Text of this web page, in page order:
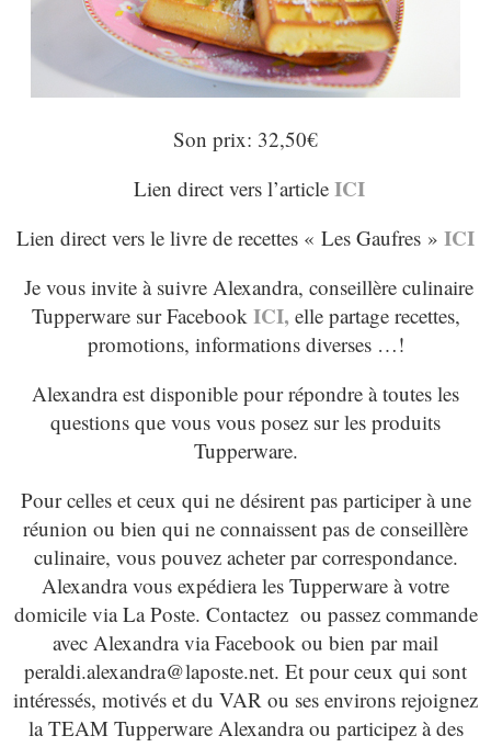
Son prix: 32,50€
Lien direct vers l’article ICI
Lien direct vers le livre de recettes « Les Gaufres » ICI
Je vous invite à suivre Alexandra, conseillère culinaire
Tupperware sur Facebook ICI, elle partage recettes,
promotions, informations diverses …!
Alexandra est disponible pour répondre à toutes les
questions que vous vous posez sur les produits
Tupperware.
Pour celles et ceux qui ne désirent pas participer à une
réunion ou bien qui ne connaissent pas de conseillère
culinaire, vous pouvez acheter par correspondance.
Alexandra vous expédiera les Tupperware à votre
domicile via La Poste. Contactez ou passez commande
avec Alexandra via Facebook ou bien par mail
peraldi.alexandra@laposte.net. Et pour ceux qui sont
intéressés, motivés et du VAR ou ses environs rejoignez
la TEAM Tupperware Alexandra ou participez à des